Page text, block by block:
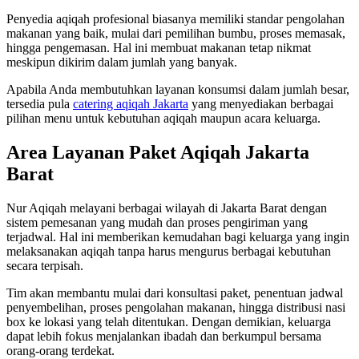
Penyedia aqiqah profesional biasanya memiliki standar pengolahan
makanan yang baik, mulai dari pemilihan bumbu, proses memasak,
hingga pengemasan. Hal ini membuat makanan tetap nikmat
meskipun dikirim dalam jumlah yang banyak.
Apabila Anda membutuhkan layanan konsumsi dalam jumlah besar,
tersedia pula catering aqiqah Jakarta yang menyediakan berbagai
pilihan menu untuk kebutuhan aqiqah maupun acara keluarga.
Area Layanan Paket Aqiqah Jakarta
Barat
Nur Aqiqah melayani berbagai wilayah di Jakarta Barat dengan
sistem pemesanan yang mudah dan proses pengiriman yang
terjadwal. Hal ini memberikan kemudahan bagi keluarga yang ingin
melaksanakan aqiqah tanpa harus mengurus berbagai kebutuhan
secara terpisah.
Tim akan membantu mulai dari konsultasi paket, penentuan jadwal
penyembelihan, proses pengolahan makanan, hingga distribusi nasi
box ke lokasi yang telah ditentukan. Dengan demikian, keluarga
dapat lebih fokus menjalankan ibadah dan berkumpul bersama
orang-orang terdekat.